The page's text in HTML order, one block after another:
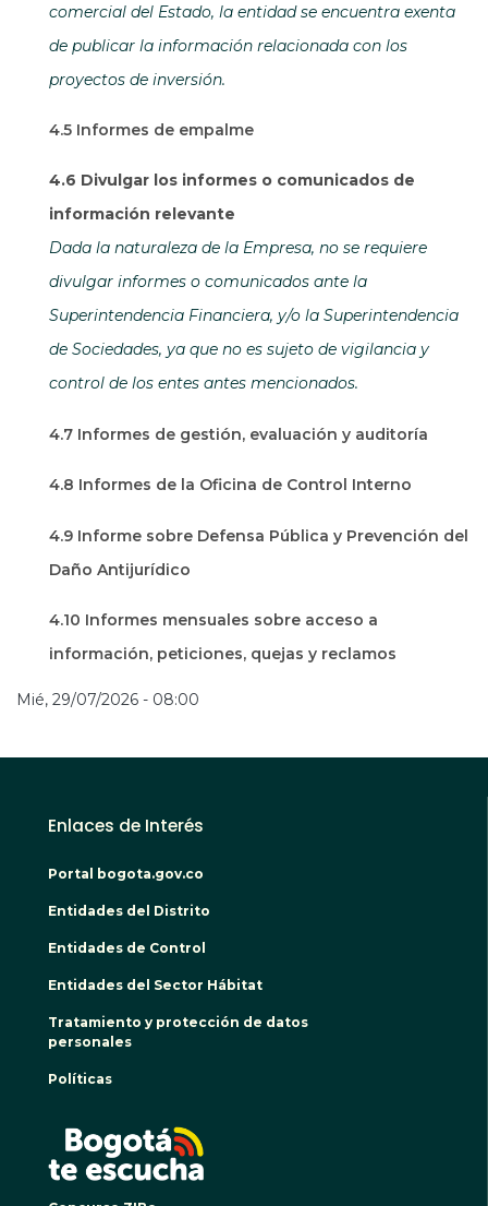
comercial del Estado, la entidad se encuentra exenta
de publicar la información relacionada con los
proyectos de inversión.
4.5 Informes de empalme
4.6 Divulgar los informes o comunicados de
información relevante
Dada la naturaleza de la Empresa, no se requiere
divulgar informes o comunicados ante la
Superintendencia Financiera, y/o la Superintendencia
de Sociedades, ya que no es sujeto de vigilancia y
control de los entes antes mencionados.
4.7 Informes de gestión, evaluación y auditoría
4.8 Informes de la Oficina de Control Interno
4.9 Informe sobre Defensa Pública y Prevención del
Daño Antijurídico
4.10 Informes mensuales sobre acceso a
información, peticiones, quejas y reclamos
Mié, 29/07/2026 - 08:00
Enlaces de Interés
Portal bogota.gov.co
Entidades del Distrito
Entidades de Control
Entidades del Sector Hábitat
Tratamiento y protección de datos
personales
Políticas